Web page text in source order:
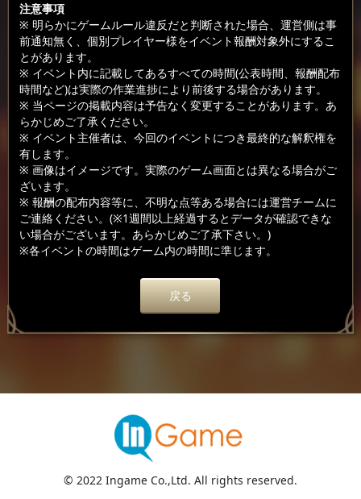
注意事項
※ 明らかにゲームルール違反だと判断された場合、運営側は事
前通知無く、個別プレイヤー様をイベント報酬対象外にするこ
とがあります。
※ イベント内に記載してあるすべての時間(公表時間、報酬配布
時間など)は実際の作業進捗により前後する場合があります。
※ 当ページの掲載内容は予告なく変更することがあります。あ
らかじめご了承ください。
※ イベント主催者は、今回のイベントにつき最終的な解釈権を
有します。
※ 画像はイメージです。実際のゲーム画面とは異なる場合がご
ざいます。
※ 報酬の配布内容等に、不明な点等ある場合には運営チームに
ご連絡ください。(※1週間以上経過するとデータが確認できな
い場合がございます。あらかじめご了承下さい。)
※各イベントの時間はゲーム内の時間に準じます。
戻る
© 2022 Ingame Co.,Ltd. All rights reserved.